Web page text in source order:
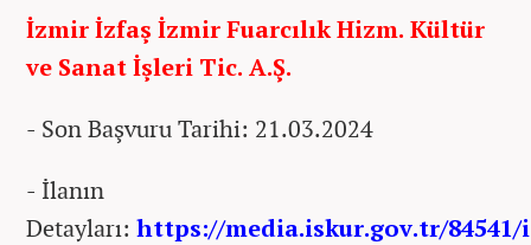
İzmir İzfaş İzmir Fuarcılık Hizm. Kültür
ve Sanat İşleri Tic. A.Ş.
- Son Başvuru Tarihi: 21.03.2024
- İlanın
Detayları: https://media.iskur.gov.tr/